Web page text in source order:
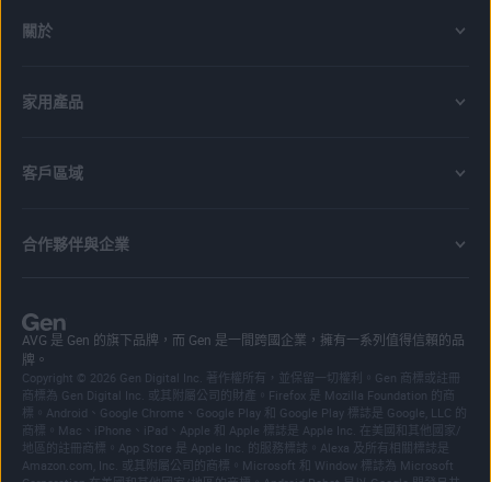
關於
家用產品
客戶區域
合作夥伴與企業
AVG 是 Gen 的旗下品牌，而 Gen 是一間跨國企業，擁有一系列值得信賴的品
牌。
Copyright © 2026 Gen Digital Inc. 著作權所有，並保留一切權利。Gen 商標或註冊
商標為 Gen Digital Inc. 或其附屬公司的財產。Firefox 是 Mozilla Foundation 的商
標。Android、Google Chrome、Google Play 和 Google Play 標誌是 Google, LLC 的
商標。Mac、iPhone、iPad、Apple 和 Apple 標誌是 Apple Inc. 在美國和其他國家/
地區的註冊商標。App Store 是 Apple Inc. 的服務標誌。Alexa 及所有相關標誌是
Amazon.com, Inc. 或其附屬公司的商標。Microsoft 和 Window 標誌為 Microsoft